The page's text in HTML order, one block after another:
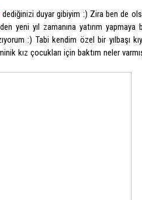
dediğinizi duyar gibiyim :) Zira ben de
yeni yıl zamanına yatırım yapmaya
:) Tabi kendim özel bir yılbaşı
kız çocukları için baktım neler